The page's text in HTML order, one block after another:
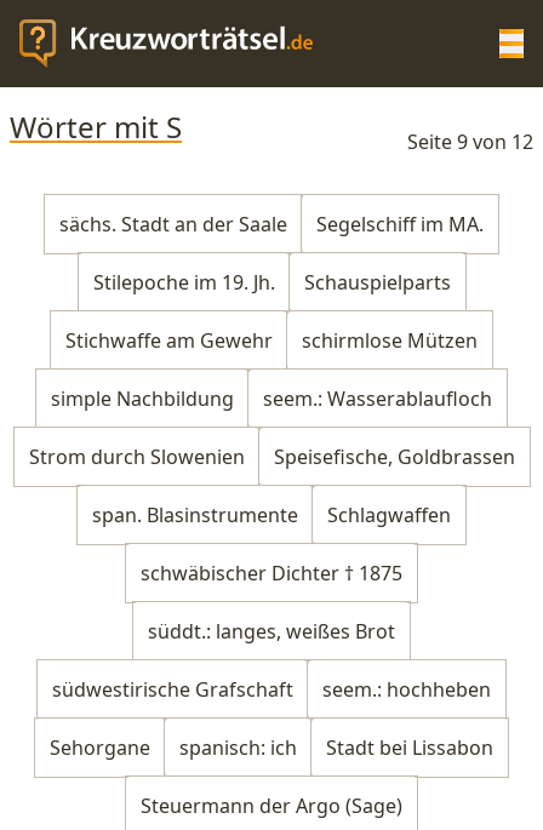
KREUZWORTRÄTSEL-HILFE
ANAGRAMM-GENERATOR
WORTLISTE
Wörter mit S Seite 9 von 12
sächs. Stadt an der Saale Segelschiff im MA.
Stilepoche im 19. Jh. Schauspielparts
Stichwaffe am Gewehr schirmlose Mützen
simple Nachbildung seem.: Wasserablaufloch
Strom durch Slowenien Speisefische, Goldbrassen
span. Blasinstrumente Schlagwaffen
schwäbischer Dichter † 1875
süddt.: langes, weißes Brot
südwestirische Grafschaft seem.: hochheben
Sehorgane spanisch: ich Stadt bei Lissabon
Steuermann der Argo (Sage)